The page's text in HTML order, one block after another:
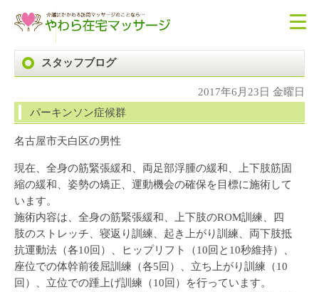
スタッフブログ
2017年6月23日 金曜日
パーキンソン症候群
名古屋市天白区の男性
現在、全身の筋緊張緩和、両足部浮腫の緩和、上下肢筋固
縮の緩和、姿勢の矯正、運動機会の確保を目標に施術して
います。
施術内容は、全身の筋緊張緩和、上下肢のROM訓練、四
肢のストレッチ、寝返り訓練、起き上がり訓練、両下肢抵
抗運動法（各10回）、ヒップリフト（10回と10秒維持）、
座位での体幹前後屈訓練（各5回）、立ち上がり訓練（10
回）、立位での踵上げ訓練（10回）を行っています。